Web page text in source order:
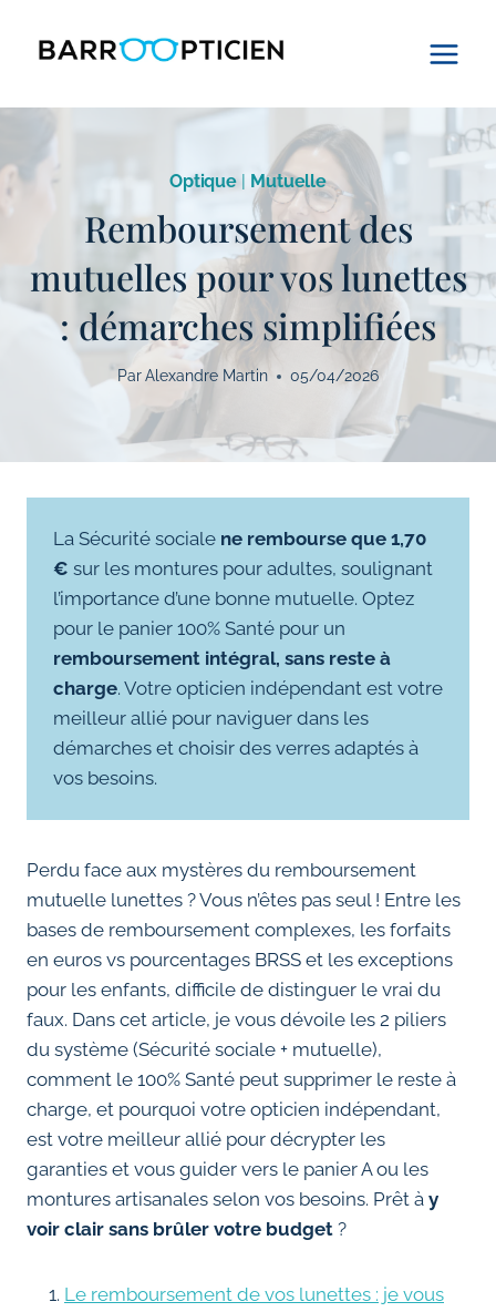
Optique | Mutuelle
Remboursement des
mutuelles pour vos lunettes
: démarches simplifiées
ParAlexandre Martin 05/04/2026
La Sécurité sociale ne rembourse que 1,70
€ sur les montures pour adultes, soulignant
l’importance d’une bonne mutuelle. Optez
pour le panier 100% Santé pour un
remboursement intégral, sans reste à
charge. Votre opticien indépendant est votre
meilleur allié pour naviguer dans les
démarches et choisir des verres adaptés à
vos besoins.
Perdu face aux mystères du remboursement
mutuelle lunettes ? Vous n’êtes pas seul ! Entre les
bases de remboursement complexes, les forfaits
en euros vs pourcentages BRSS et les exceptions
pour les enfants, difficile de distinguer le vrai du
faux. Dans cet article, je vous dévoile les 2 piliers
du système (Sécurité sociale + mutuelle),
comment le 100% Santé peut supprimer le reste à
charge, et pourquoi votre opticien indépendant,
est votre meilleur allié pour décrypter les
garanties et vous guider vers le panier A ou les
montures artisanales selon vos besoins. Prêt à y
voir clair sans brûler votre budget ?
Le remboursement de vos lunettes : je vous